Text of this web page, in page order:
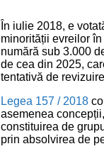
În iulie 2018, e
minorității evreilor
numără sub 3.000
de cea din 2025,
tentativă de
Legea 157 / 2018
asemenea
constituirea de
prin absolvirea de